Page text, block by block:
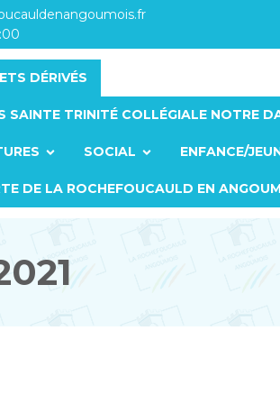
DÉRIVÉS
SAINTE TRINITÉ COLLÉGIALE NOTRE
SOCIAL ENFANCE/
DE LA ROCHEFOUCAULD EN